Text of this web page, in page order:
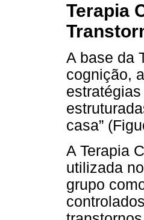
Terapia
A base da
cognição,
casa”
A Terapia
utilizada
grupo